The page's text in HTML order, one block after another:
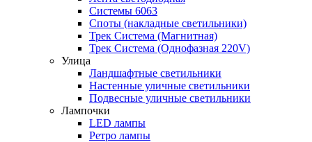
Системы 6063
Споты (накладные светильники)
Трек Система (Магнитная)
Трек Система (Однофазная 220V)
Улица
Ландшафтные светильники
Настенные уличные светильники
Подвесные уличные светильники
Лампочки
LED лампы
Ретро лампы